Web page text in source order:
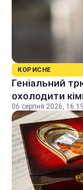
КОРИСНЕ
Геніальний
охолодити
06 серпня 2026, 16:19